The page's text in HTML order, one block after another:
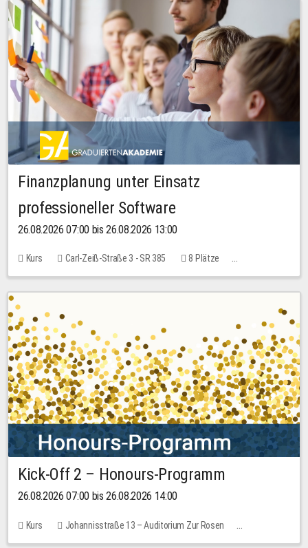
Finanzplanung unter Einsatz
professioneller Software
26.08.2026 07:00 bis 26.08.2026 13:00
Kurs Carl-Zeiß-Straße 3 - SR 385
8 Plätze
20,00 EUR
Kick-Off 2 – Honours-Programm
26.08.2026 07:00 bis 26.08.2026 14:00
Kurs
Johannisstraße 13 – Auditorium Zur Rosen
Keine freien Plätze